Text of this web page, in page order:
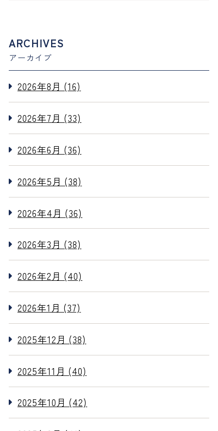
ARCHIVES
アーカイブ
2026年8月 (16)
2026年7月 (33)
2026年6月 (36)
2026年5月 (38)
2026年4月 (36)
2026年3月 (38)
2026年2月 (40)
2026年1月 (37)
2025年12月 (38)
2025年11月 (40)
2025年10月 (42)